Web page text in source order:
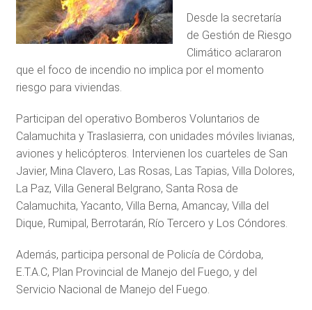
Desde la secretaría
de Gestión de Riesgo
Climático aclararon
que el foco de incendio no implica por el momento
riesgo para viviendas.
Participan del operativo Bomberos Voluntarios de
Calamuchita y Traslasierra, con unidades móviles livianas,
aviones y helicópteros. Intervienen los cuarteles de San
Javier, Mina Clavero, Las Rosas, Las Tapias, Villa Dolores,
La Paz, Villa General Belgrano, Santa Rosa de
Calamuchita, Yacanto, Villa Berna, Amancay, Villa del
Dique, Rumipal, Berrotarán, Río Tercero y Los Cóndores.
Además, participa personal de Policía de Córdoba,
E.T.A.C, Plan Provincial de Manejo del Fuego, y del
Servicio Nacional de Manejo del Fuego.